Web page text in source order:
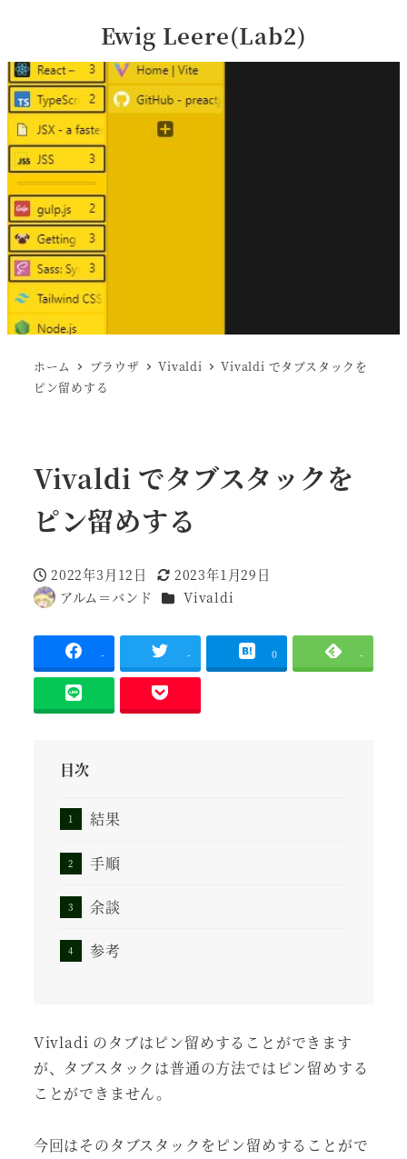
Ewig Leere(Lab2)
ホーム ブラウザ Vivaldi
Vivaldi でタブスタックを
ピン留めする
Vivaldi でタブスタックを
ピン留めする
投稿日
2022年3月12日
更新日
2023年1月29日
著
アルム＝バンド カテゴリー
Vivaldi
- - 0 -
目次
結果
手順
余談
参考
Vivladi のタブはピン留めすることができます
が、タブスタックは普通の方法ではピン留めする
ことができません。
今回はそのタブスタックをピン留めすることがで